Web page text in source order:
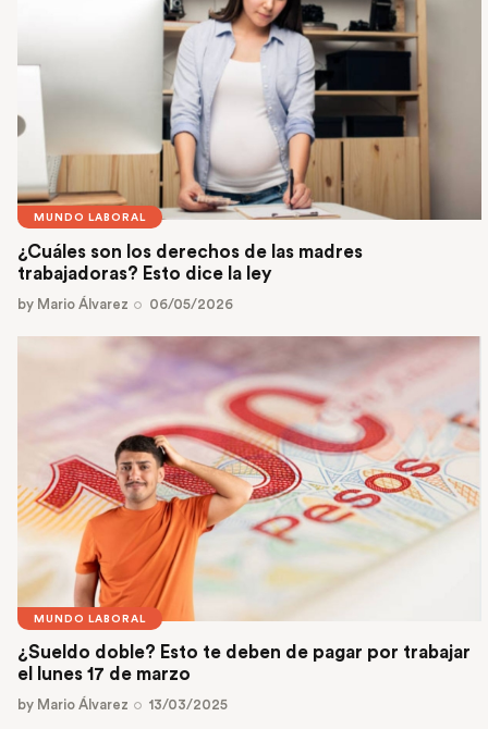
MUNDO LABORAL
¿Cuáles son los derechos de las madres
trabajadoras? Esto dice la ley
by Mario Álvarez 06/05/2026
MUNDO LABORAL
¿Sueldo doble? Esto te deben de pagar por trabajar
el lunes 17 de marzo
by Mario Álvarez 13/03/2025